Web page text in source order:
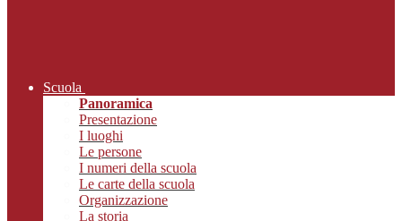
Scuola
Panoramica
Presentazione
I luoghi
Le persone
I numeri della scuola
Le carte della scuola
Organizzazione
La storia